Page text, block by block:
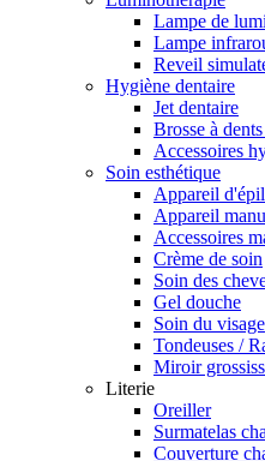
Lampe de
Lampe
Reveil
Hygiène dentaire
Jet dentaire
Brosse à
Accessoires
Soin esthétique
Appareil
Appareil
Accessoires
Crème de soin
Soin des
Gel douche
Soin du visage
Tondeuses /
Miroir
Literie
Oreiller
Surmatelas
Couverture